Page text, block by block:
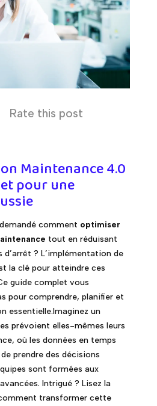
Rate this post
Maintenance 4.0
pour une
comment optimiser
tout en réduisant
? L’implémentation de
la clé pour atteindre ces
guide complet vous
pour comprendre, planifier et
essentielle.Imaginez un
prévoient elles-mêmes leurs
où les données en temps
prendre des décisions
sont formées aux
Intrigué ? Lisez la
transformer cette